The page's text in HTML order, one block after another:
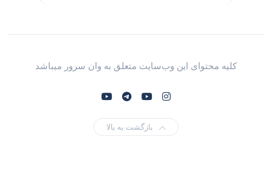
کلیه محتوای این وب‌سایت متعلق به وان سرور میباشد
بازگشت به بالا